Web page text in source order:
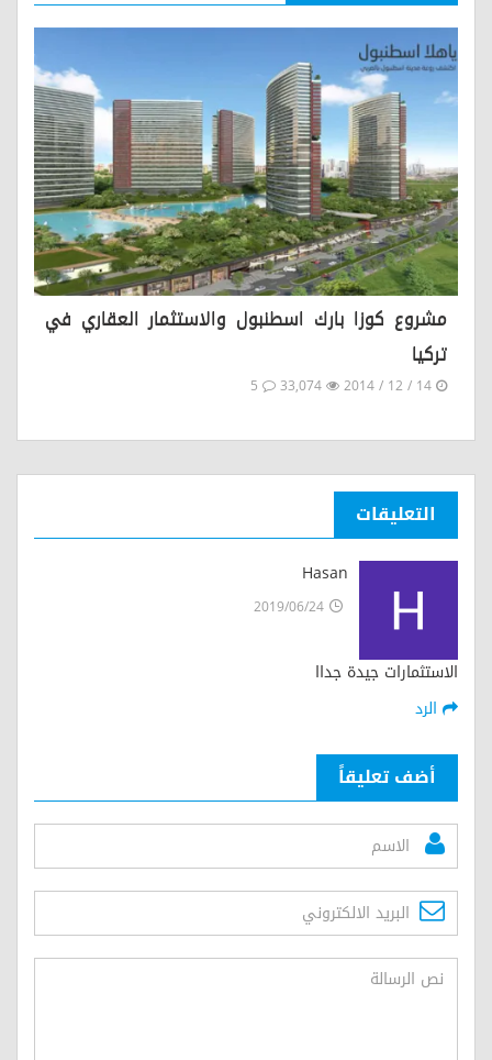
مشروع كوزا بارك اسطنبول والاستثمار العقاري في
تركيا
التعليقات
Hasan
2019/06/24
الاستثمارات جيدة جداا
الرد
أضف تعليقاً